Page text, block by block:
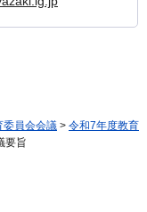
委員会会議 > 令和7年度教育
要旨